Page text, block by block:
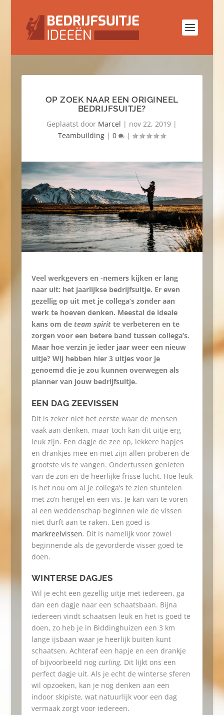
OP ZOEK NAAR EEN ORIGINEEL
BEDRIJFSUITJE?
Geplaatst door Marcel | nov 22, 2019 |
Teambuilding |0 |
Veel werkgevers en -nemers kijken er lang
naar uit: het jaarlijkse bedrijfsuitje. Er even
gezellig op uit met je collega’s zonder aan
werk te hoeven denken. Meestal de ideale
kans om de team spiritte verbeteren en te
zorgen voor een betere band tussen collega’s.
Maar hoe verzin je ieder jaar weer een nieuw
uitje? Wij hebben hier 3 uitjes voor je
genoemd die je zou kunnen overwegen als
planner van jouw bedrijfsuitje.
EEN DAG ZEEVISSEN
Dit is zeker niet het eerste waar de mensen
vaak aan denken, maar toch kan dit uitje erg
leuk zijn. Een dagje de zee op, lekkere hapjes
en drankjes mee en met zijn allen proberen de
grootste vis te vangen. Ondertussen genieten
van de zon en de heerlijke frisse lucht. Hoe leuk
is het nou om al je collega’s te zien stuntelen
met zo’n hengel en een vis. Je kan van te voren
al een weddenschap beginnen wie de vissen
niet durft aan te raken. Een goed is
markreelvissen. Dit is namelijk voor zowel
beginnende als de gevorderde visser goed te
doen.
WINTERSE DAGJES
Wil je echt een gezellig uitje met iedereen, ga
dan een dagje naar een schaatsbaan. Bijna
iedereen vindt schaatsen leuk en het is goed te
doen, zo heb je in Biddinghuizen een 3 km
lange ijsbaan waar je heerlijk buiten kunt
schaatsen. Achteraf een hapje en een drankje
of bijvoorbeeld nog curling. Dit lijkt ons een
perfect dagje uit. Als je echt de winterse sferen
wil opzoeken, kan je nog denken aan een
indoor skipiste, wat natuurlijk voor een dag
vermaak zorgt voor iedereen.